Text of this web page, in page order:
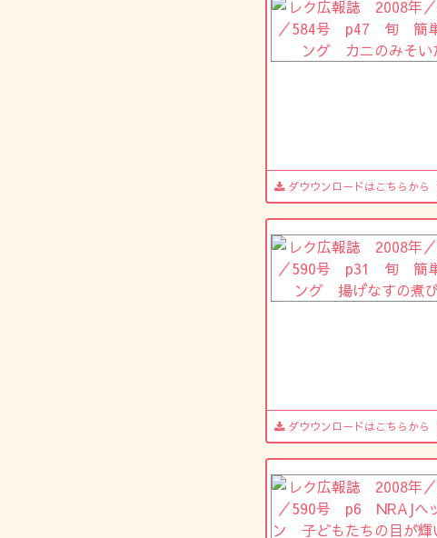
ダウウンロードはこちらから
ダウウンロードはこちらから